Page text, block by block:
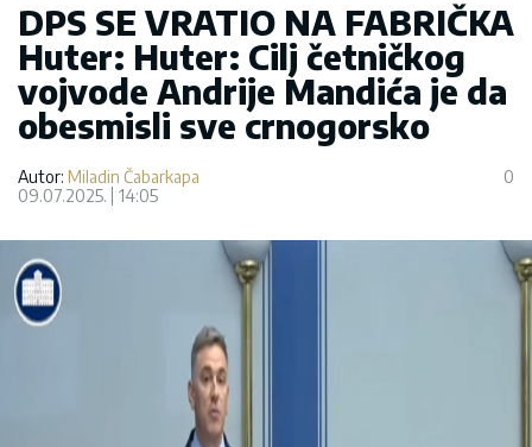
DPS SE VRATIO NA FABRIČKA
Huter: Huter: Cilj četničkog
vojvode Andrije Mandića je da
obesmisli sve crnogorsko
Autor: Miladin Čabarkapa
09.07.2025.
14:05
0